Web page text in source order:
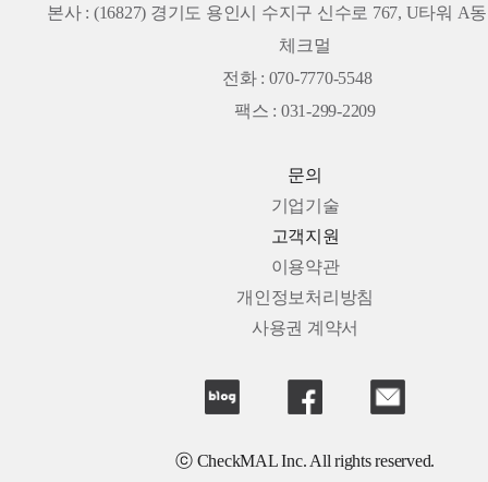
본사 : (16827) 경기도 용인시 수지구 신수로 767, U타워 A
체크멀
전화 : 070-7770-5548
팩스 : 031-299-2209
문의
기업기술
고객지원
이용약관
개인정보처리방침
사용권 계약서
ⓒ CheckMAL Inc. All rights reserved.